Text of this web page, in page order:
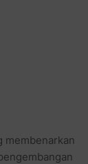
membenarkan